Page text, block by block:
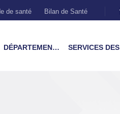
de santé Bilan de Santé
DÉPARTEMENTS & TRAITEMENTS SERVICES DES PATIENTS